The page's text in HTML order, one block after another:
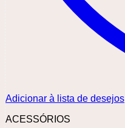
Adicionar à lista de desejos
ACESSÓRIOS